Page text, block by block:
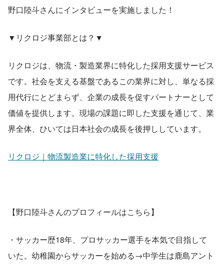
野口陸斗さんにインタビューを実施しました！
▼リクロジ事業部とは？▼
リクロジは、物流・製造業界に特化した採用支援サービス
です。社会を支える基盤であるこの業界に対し、単なる採
用代行にとどまらず、企業の成長を促すパートナーとして
価値を提供します。現場の課題に即した支援を通じて、業
界全体、ひいては日本社会の成長を後押ししています。
リクロジ｜物流製造業に特化した採用支援
【野口陸斗さんのプロフィールはこちら】
・サッカー歴18年、プロサッカー選手を本気で目指して
いた。幼稚園からサッカーを始める→中学生は鹿島アント